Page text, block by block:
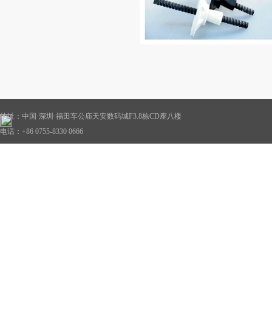
地址：中国·深圳·福田车公庙天安数码城F3.8栋CD座八楼
电话：+86 0755-8330 0666